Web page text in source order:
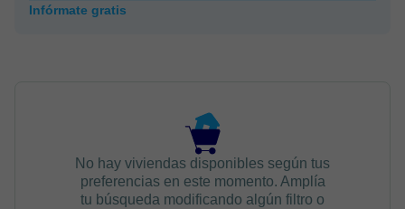
Infórmate gratis
No hay viviendas disponibles según tus
preferencias en este momento. Amplía
tu búsqueda modificando algún filtro o